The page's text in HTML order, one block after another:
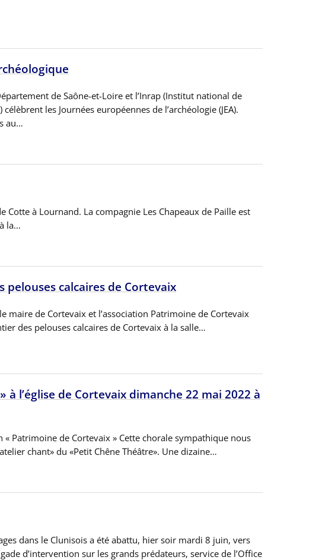
de Saône-et-Loire et l’Inrap (Institut national de
les Journées européennes de l’archéologie (JEA).
au…
à Lournand. La compagnie Les Chapeaux de Paille est
la…
calcaires de Cortevaix
maire de Cortevaix et l’association Patrimoine de Cortevaix
des pelouses calcaires de Cortevaix à la salle…
à l’église de Cortevaix dimanche 22 mai 2022 à
« Patrimoine de Cortevaix » Cette chorale sympathique nous
chant» du «Petit Chêne Théâtre». Une dizaine…
dans le Clunisois a été abattu, hier soir mardi 8 juin, vers
d’intervention sur les grands prédateurs, service de l’Office